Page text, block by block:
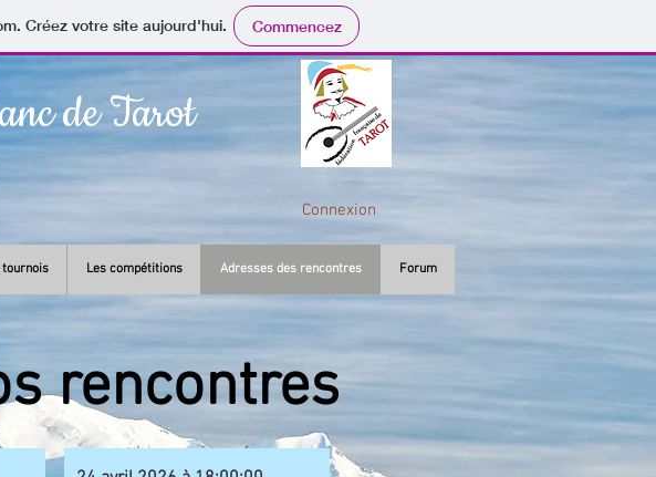
. Créez votre site aujourd'hui. Commencez
de Tarot
Connexion
tournois Les compétitions Adresses des rencontres Forum
rencontres